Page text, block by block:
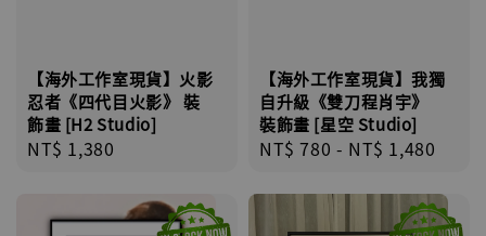
【海外工作室現貨】火影
忍者《四代目火影》 裝
飾畫 [H2 Studio]
Regular
NT$ 1,380
【海外工作室現貨】我獨
自升級《雙刀程肖宇》
裝飾畫 [星空 Studio]
Regular
NT$ 780 - NT$ 1,480